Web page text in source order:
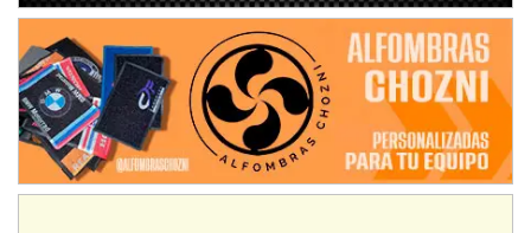
PATAGONICO - F6
Moto Club Reginense (Tierra)
Gral. E. Godoy (Río Negro)
CSK - F7
Juventud Unida (Tierra)
Humboldt (Santa Fe)